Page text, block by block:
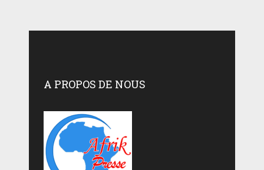
A PROPOS DE NOUS